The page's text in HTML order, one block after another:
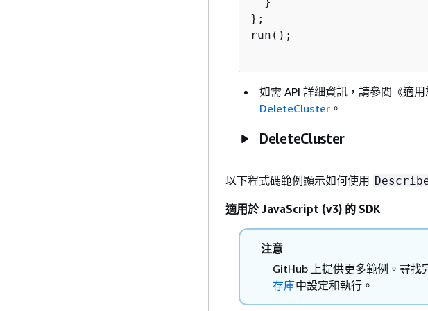
};
run();
如需 API 詳細資訊，請參閱《適用
DeleteCluster。
DeleteCluster
以下程式碼範例顯示如何使用
適用於 JavaScript (v3) 的 SDK
注意
GitHub 上提供更多範例。尋找
存庫中設定和執行。